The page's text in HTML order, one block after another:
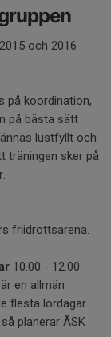
och 2016
på koordination,
på bästa sätt
lustfyllt och
träningen sker på
friidrottsarena.
10.00 - 12.00
en allmän
flesta lördagar
planerar ÅSK